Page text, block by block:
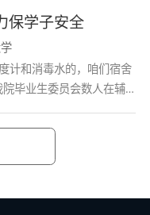
保学子安全
计和消毒水的，咱们宿舍
毕业生委员会数人在辅